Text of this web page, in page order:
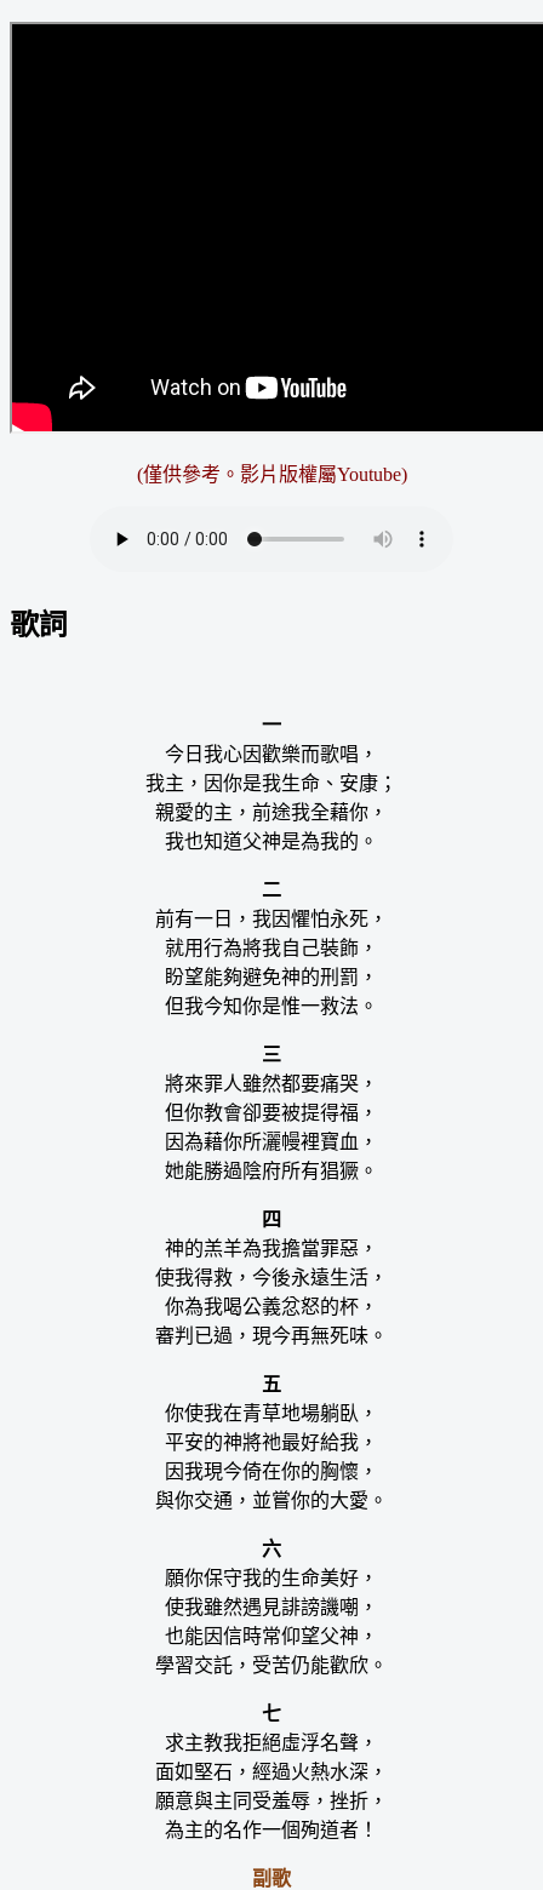
(僅供參考。影片版權屬Youtube)
歌詞
一
今日我心因歡樂而歌唱，
我主，因你是我生命、安康；
親愛的主，前途我全藉你，
我也知道父神是為我的。
二
前有一日，我因懼怕永死，
就用行為將我自己裝飾，
盼望能夠避免神的刑罰，
但我今知你是惟一救法。
三
將來罪人雖然都要痛哭，
但你教會卻要被提得福，
因為藉你所灑幔裡寶血，
她能勝過陰府所有猖獗。
四
神的羔羊為我擔當罪惡，
使我得救，今後永遠生活，
你為我喝公義忿怒的杯，
審判已過，現今再無死味。
五
你使我在青草地場躺臥，
平安的神將祂最好給我，
因我現今倚在你的胸懷，
與你交通，並嘗你的大愛。
六
願你保守我的生命美好，
使我雖然遇見誹謗譏嘲，
也能因信時常仰望父神，
學習交託，受苦仍能歡欣。
七
求主教我拒絕虛浮名聲，
面如堅石，經過火熱水深，
願意與主同受羞辱，挫折，
為主的名作一個殉道者！
副歌